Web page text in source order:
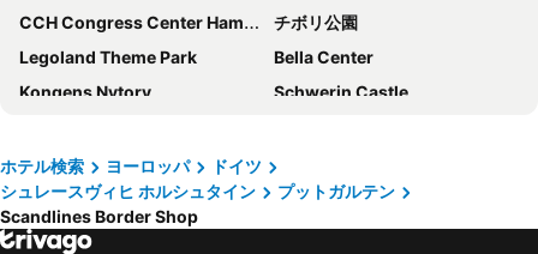
CCH Congress Center Hamburg
チボリ公園
Legoland Theme Park
Bella Center
Kongens Nytorv
Schwerin Castle
Barclaycard Arena
ニューハウン
St. Peter-Ording Airport
ビルン空港
Hamburg Messe
Jungfernstieg
ホテル検索 ヨーロッパ
ドイツ
シュレースヴィヒ ホルシュタイン
プットガルテン
Scandlines Border Shop